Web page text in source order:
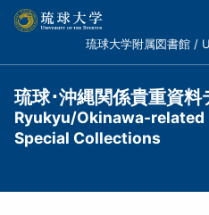
コ
琉球大学附属図書館 /
琉球･沖縄関係貴重資
Ryukyu/Okinawa-
Special Collections